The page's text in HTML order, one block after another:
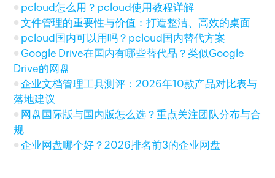
pcloud怎么用？pcloud使用教程详解
文件管理的重要性与价值：打造整洁、高效的桌面
pcloud国内可以用吗？pcloud国内替代方案
Google Drive在国内有哪些替代品？类似Google
Drive的网盘
企业文档管理工具测评：2026年10款产品对比表与
落地建议
网盘国际版与国内版怎么选？重点关注团队分布与合
规
企业网盘哪个好？2026排名前3的企业网盘